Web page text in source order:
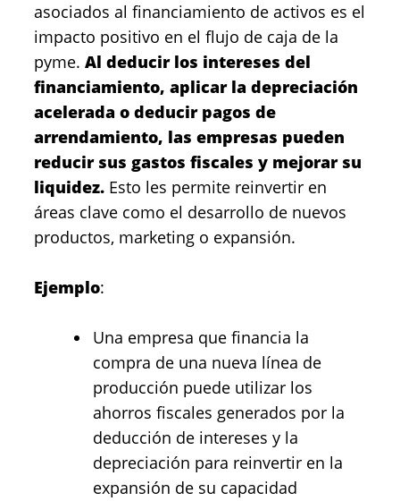
asociados al financiamiento de activos es el
impacto positivo en el flujo de caja de la
pyme. Al deducir los intereses del
financiamiento, aplicar la depreciación
acelerada o deducir pagos de
arrendamiento, las empresas pueden
reducir sus gastos fiscales y mejorar su
liquidez. Esto les permite reinvertir en
áreas clave como el desarrollo de nuevos
productos, marketing o expansión.
Ejemplo:
Una empresa que financia la
compra de una nueva línea de
producción puede utilizar los
ahorros fiscales generados por la
deducción de intereses y la
depreciación para reinvertir en la
expansión de su capacidad